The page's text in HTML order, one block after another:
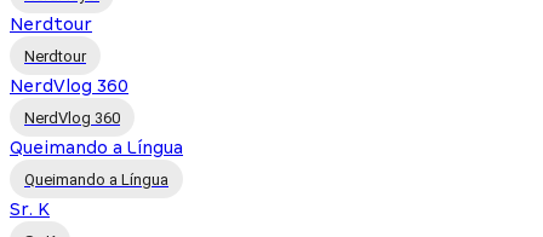
Nerdtour
Nerdtour
NerdVlog 360
NerdVlog 360
Queimando a Língua
Queimando a Língua
Sr. K